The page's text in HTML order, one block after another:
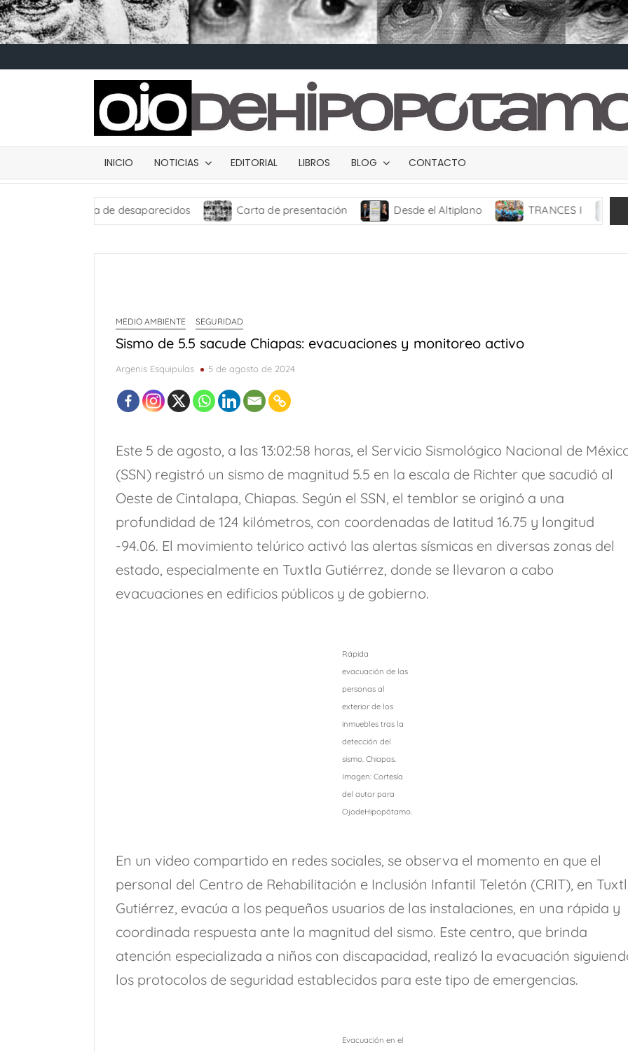
INICIO NOTICIAS EDITORIAL LIBROS BLOG CONTACTO
ropa de desaparecidos Carta de presentación Desde el Altiplano TRANCES I UMBRAS
MEDIO AMBIENTE SEGURIDAD
Sismo de 5.5 sacude Chiapas: evacuaciones y monitoreo activo
Argenis Esquipulas 5 de agosto de 2024
Este 5 de agosto, a las 13:02:58 horas, el Servicio Sismológico Nacional de
(SSN) registró un sismo de magnitud 5.5 en la escala de Richter que sacudió al
Oeste de Cintalapa, Chiapas. Según el SSN, el temblor se originó a una
profundidad de 124 kilómetros, con coordenadas de latitud 16.75 y longitud
-94.06. El movimiento telúrico activó las alertas sísmicas en diversas zonas del
estado, especialmente en Tuxtla Gutiérrez, donde se llevaron a cabo
evacuaciones en edificios públicos y de gobierno.
Rápida
evacuación de las
personas al
exterior de los
inmuebles tras la
detección del
sismo. Chiapas.
Imagen: Cortesía
del autor para
OjodeHipopótamo.
En un video compartido en redes sociales, se observa el momento en que el
personal del Centro de Rehabilitación e Inclusión Infantil Teletón (CRIT), en
Gutiérrez, evacúa a los pequeños usuarios de las instalaciones, en una rápida y
coordinada respuesta ante la magnitud del sismo. Este centro, que brinda
atención especializada a niños con discapacidad, realizó la evacuación
los protocolos de seguridad establecidos para este tipo de emergencias.
Evacuación en el